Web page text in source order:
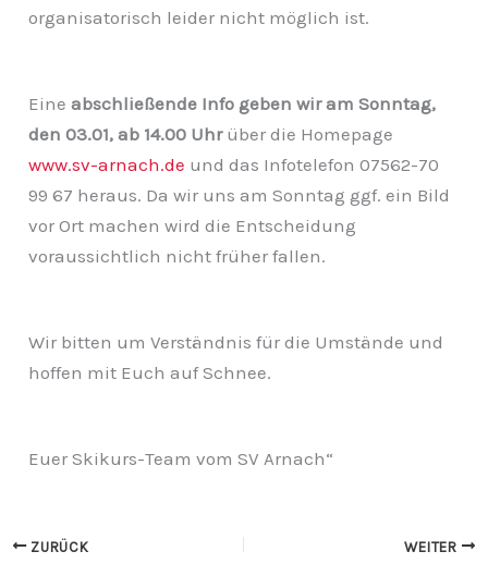
organisatorisch leider nicht möglich ist.
Eineabschließende Info geben wir am Sonntag,
den 03.01, ab 14.00 Uhr über die Homepage
www.sv-arnach.de und das Infotelefon 07562-70
99 67 heraus. Da wir uns am Sonntag ggf. ein Bild
vor Ort machen wird die Entscheidung
voraussichtlich nicht früher fallen.
Wir bitten um Verständnis für die Umstände und
hoffen mit Euch auf Schnee.
Euer Skikurs-Team vom SV Arnach“
ZURÜCK WEITER